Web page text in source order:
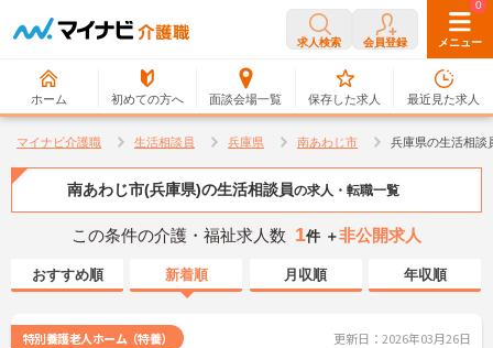
求人検索 会員登録 メニュー
ホーム 初めての方へ 面談会場一覧
0
保存した求人
0
最近見た求人
マイナビ介護職 生活相談員 兵庫県 南あわじ市 兵庫県の生活相談
南あわじ市(兵庫県)の生活相談員の求人・転職一覧
この条件の介護・福祉求人数 1件 ＋非公開求人
おすすめ順 新着順 月収順 年収順
特別養護老人ホーム（特養） 更新日：2026年03月26日